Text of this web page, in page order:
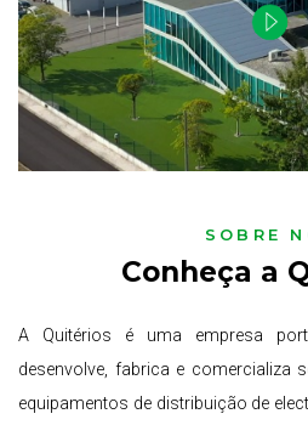
SOBRE
Conheça a
A Quitérios é uma empresa
desenvolve, fabrica e comercializa
equipamentos de distribuição de